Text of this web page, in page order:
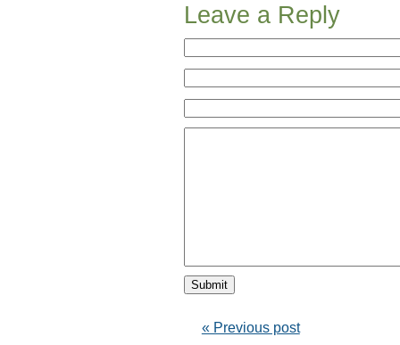
Leave a Reply
« Previous post